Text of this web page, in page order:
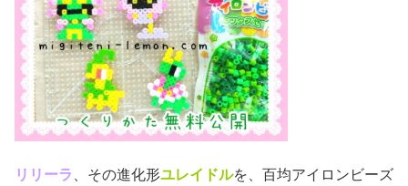
リリーラ 、その進化形ユレイドルを、百均アイロンビーズ